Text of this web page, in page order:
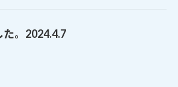
。2024.4.7